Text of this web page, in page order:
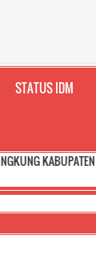
STATUS IDM